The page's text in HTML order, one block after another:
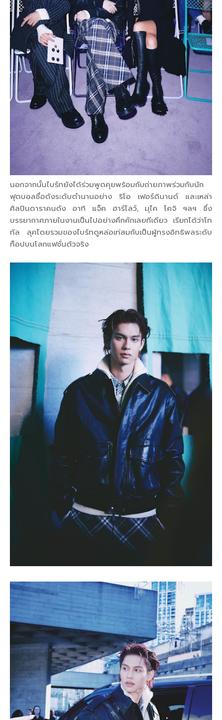
นอกจากนั้นไบร์ทยังได้ร่วมพูดคุยพร้อมกับถ่ายภาพร่วมกับนัก
ฟุตบอลชื่อดังระดับตำนานอย่าง ริโอ เฟอร์ดินานด์ และเหล่า
ศิลปินดาราคนดัง อาทิ แจ็ค ฮาร์โลว์, มุไค โคจิ ฯลฯ ซึ่ง
บรรยากาศภายในงานเป็นไปอย่างคึกคักเลยทีเดียว เรียกได้ว่าโท
ทัล ลุคโดยรวมของไบร์ทดูหล่อเท่สมกับเป็นผู้ทรงอิทธิพลระดับ
ท็อปบนโลกแฟชั่นตัวจริง